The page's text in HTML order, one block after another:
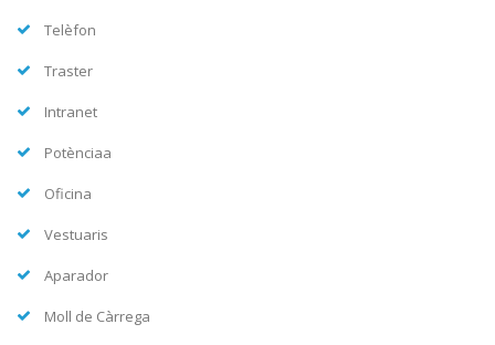
Telèfon
Traster
Intranet
Potènciaa
Oficina
Vestuaris
Aparador
Moll de Càrrega